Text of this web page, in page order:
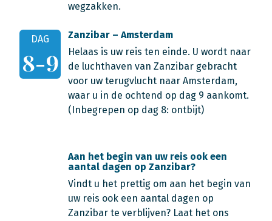
wegzakken.
DAG
8-9
Zanzibar – Amsterdam
Helaas is uw reis ten einde. U wordt naar
de luchthaven van Zanzibar gebracht
voor uw terugvlucht naar Amsterdam,
waar u in de ochtend op dag 9 aankomt.
(Inbegrepen op dag 8: ontbijt)
Aan het begin van uw reis ook een
aantal dagen op Zanzibar?
Vindt u het prettig om aan het begin van
uw reis ook een aantal dagen op
Zanzibar te verblijven? Laat het ons